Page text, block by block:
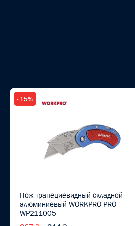
- 15%
Нож трапециевидный складной
алюминиевый WORKPRO PRO
WP211005